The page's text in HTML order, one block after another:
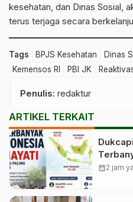
kesehatan, dan Dinas Sosial,
terus terjaga secara
Tags BPJS Kesehatan Dinas
Kemensos RI
PBI JK
Penulis: redaktur
ARTIKEL TERKAIT
calendar_month2 jam